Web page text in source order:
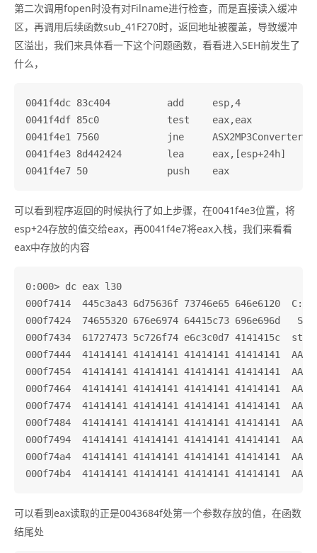
第二次调用fopen时没有对Filname进行检查，而是直接读入缓冲
区，再调用后续函数sub_41F270时，返回地址被覆盖，导致缓冲
区溢出，我们来具体看一下这个问题函数，看看进入SEH前发生了
什么，
0041f4dc 83c404          add     esp,4
0041f4df 85c0            test    eax,eax
0041f4e1 7560            jne
0041f4e3 8d442424        lea     eax,[esp+24h]
可以看到程序返回的时候执行了如上步骤，在0041f4e3位置，将
esp+24存放的值交给eax，再0041f4e7将eax入栈，我们来看看
eax中存放的内容
0:000> dc eax l30
000f7414  445c3a43 6d75636f 73746e65 646e6120
000f7424  74655320 676e6974 64415c73 696e696d
000f7434  61727473 5c726f74 e6c3c0d7 4141415c
000f7444  41414141 41414141 41414141 41414141
000f7454  41414141 41414141 41414141 41414141
000f7464  41414141 41414141 41414141 41414141
000f7474  41414141 41414141 41414141 41414141
000f7484  41414141 41414141 41414141 41414141
000f7494  41414141 41414141 41414141 41414141
000f74a4  41414141 41414141 41414141 41414141
可以看到eax读取的正是0043684f处第一个参数存放的值，在函数
结尾处